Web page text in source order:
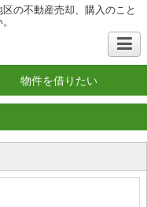
の不動産売却、購入のこと
物件を借りたい